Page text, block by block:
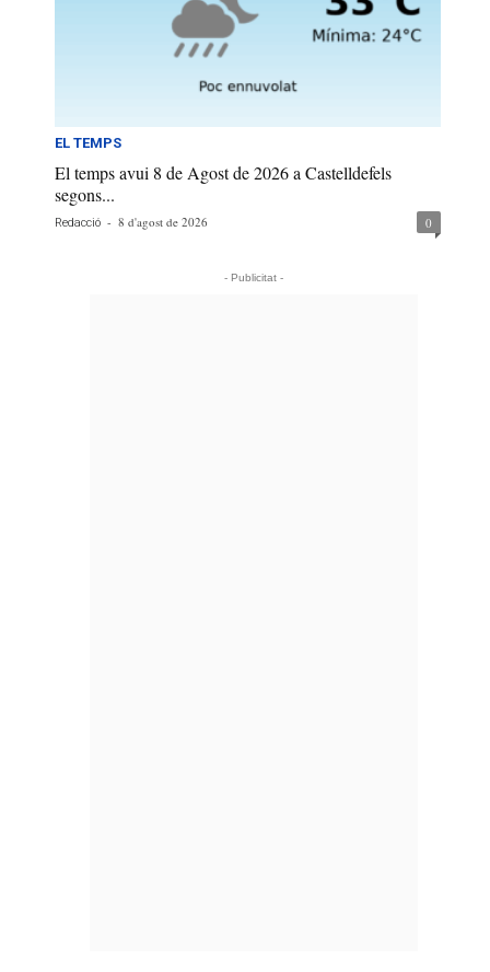
EL TEMPS
El temps avui 8 de Agost de 2026 a Castelldefels
segons...
Redacció - 8 d'agost de 2026 0
- Publicitat -